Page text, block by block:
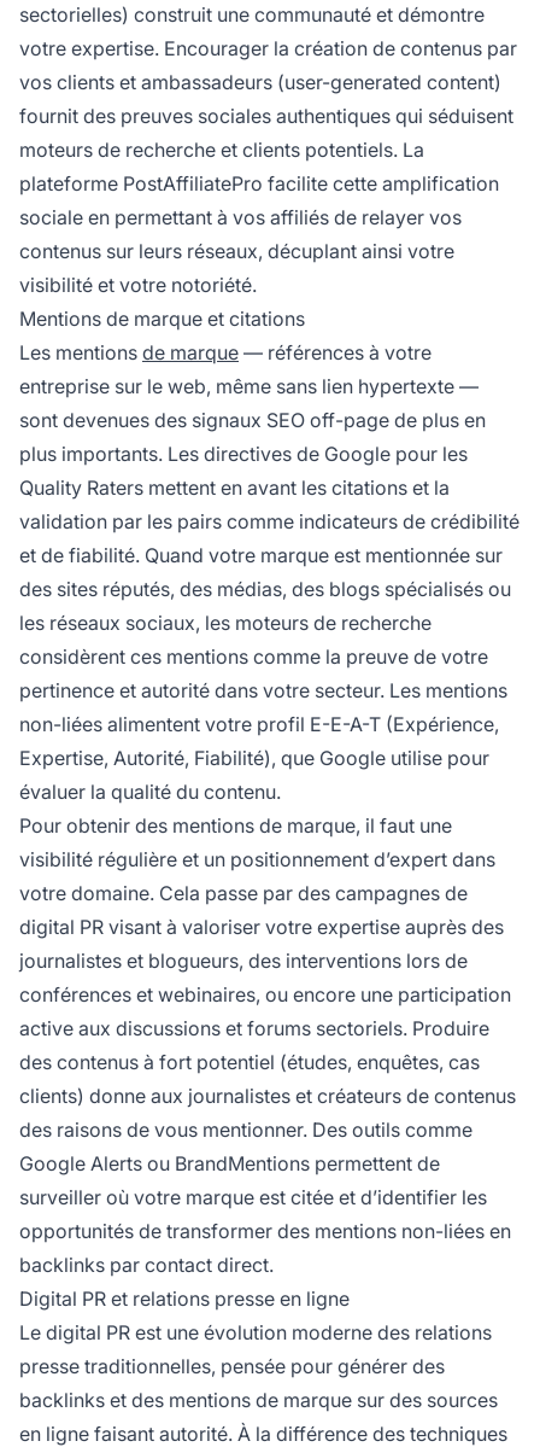
sectorielles) construit une communauté et démontre
votre expertise. Encourager la création de contenus par
vos clients et ambassadeurs (user-generated content)
fournit des preuves sociales authentiques qui séduisent
moteurs de recherche et clients potentiels. La
plateforme PostAffiliatePro facilite cette amplification
sociale en permettant à vos affiliés de relayer vos
contenus sur leurs réseaux, décuplant ainsi votre
visibilité et votre notoriété.
Mentions de marque et citations
Les mentions de marque — références à votre
entreprise sur le web, même sans lien hypertexte —
sont devenues des signaux SEO off-page de plus en
plus importants. Les directives de Google pour les
Quality Raters mettent en avant les citations et la
validation par les pairs comme indicateurs de crédibilité
et de fiabilité. Quand votre marque est mentionnée sur
des sites réputés, des médias, des blogs spécialisés ou
les réseaux sociaux, les moteurs de recherche
considèrent ces mentions comme la preuve de votre
pertinence et autorité dans votre secteur. Les mentions
non-liées alimentent votre profil E-E-A-T (Expérience,
Expertise, Autorité, Fiabilité), que Google utilise pour
évaluer la qualité du contenu.
Pour obtenir des mentions de marque, il faut une
visibilité régulière et un positionnement d’expert dans
votre domaine. Cela passe par des campagnes de
digital PR visant à valoriser votre expertise auprès des
journalistes et blogueurs, des interventions lors de
conférences et webinaires, ou encore une participation
active aux discussions et forums sectoriels. Produire
des contenus à fort potentiel (études, enquêtes, cas
clients) donne aux journalistes et créateurs de contenus
des raisons de vous mentionner. Des outils comme
Google Alerts ou BrandMentions permettent de
surveiller où votre marque est citée et d’identifier les
opportunités de transformer des mentions non-liées en
backlinks par contact direct.
Digital PR et relations presse en ligne
Le digital PR est une évolution moderne des relations
presse traditionnelles, pensée pour générer des
backlinks et des mentions de marque sur des sources
en ligne faisant autorité. À la différence des techniques